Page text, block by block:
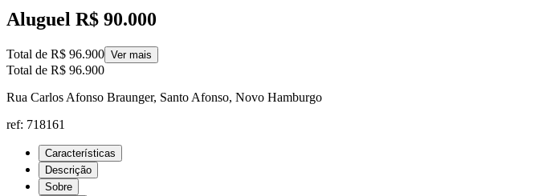
Aluguel R$ 90.000
Total de R$ 96.900 Ver mais
Total de R$ 96.900
Rua Carlos Afonso Braunger, Santo Afonso, Novo Hamburgo
ref: 718161
Características
Descrição
Sobre